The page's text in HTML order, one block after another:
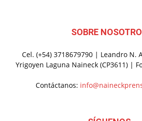
SOBRE
Cel. (+54) 3718679790 | Leandro N.
Yrigoyen Laguna Naineck (CP3611) |
Contáctanos: